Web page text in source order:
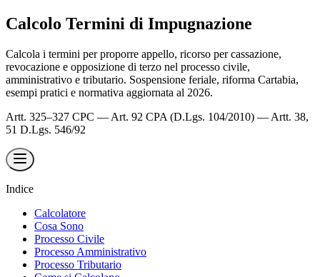
Calcolo Termini di Impugnazione
Calcola i termini per proporre appello, ricorso per cassazione,
revocazione e opposizione di terzo nel processo civile,
amministrativo e tributario. Sospensione feriale, riforma Cartabia,
esempi pratici e normativa aggiornata al 2026.
Artt. 325–327 CPC — Art. 92 CPA (D.Lgs. 104/2010) — Artt. 38,
51 D.Lgs. 546/92
Indice
Calcolatore
Cosa Sono
Processo Civile
Processo Amministrativo
Processo Tributario